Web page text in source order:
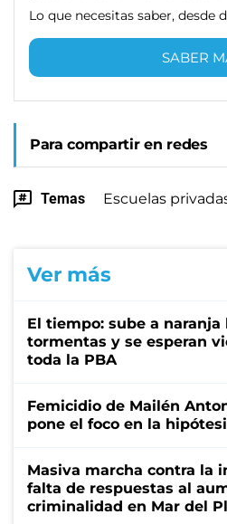
Lo que necesitas saber, desde
SABER
Para compartir en redes
Temas Escuelas
Ver más
El tiempo: sube a
tormentas y se esperan
toda la PBA
Femicidio de Mailén
pone el foco en la
Masiva marcha contra la
falta de respuestas al
criminalidad en Mar del